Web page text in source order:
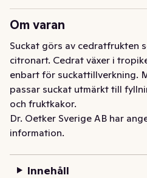
Om varan
Suckat görs av cedratfrukten
citronart. Cedrat växer i
enbart för suckattillverkning.
passar suckat utmärkt till
och fruktkakor.
Dr. Oetker Sverige AB har
information.
Innehåll